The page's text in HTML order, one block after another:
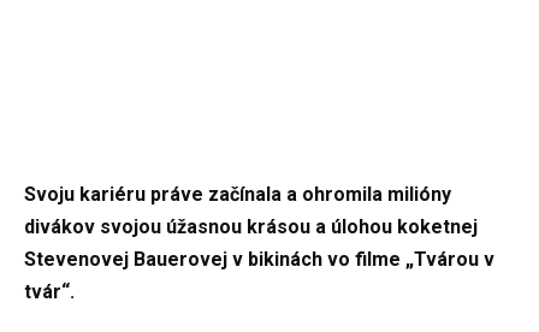
Svoju kariéru práve začínala a ohromila milióny
divákov svojou úžasnou krásou a úlohou koketnej
Stevenovej Bauerovej v bikinách vo filme „Tvárou v
tvár“.